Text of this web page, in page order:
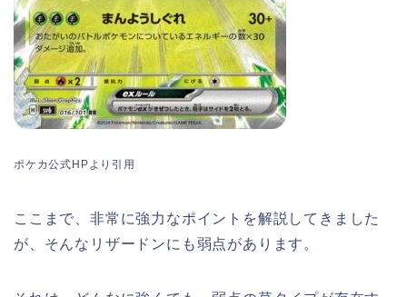
ポケカ公式HPより引用
ここまで、非常に強力なポイントを解説してきました
が、そんなリザードンにも弱点があります。